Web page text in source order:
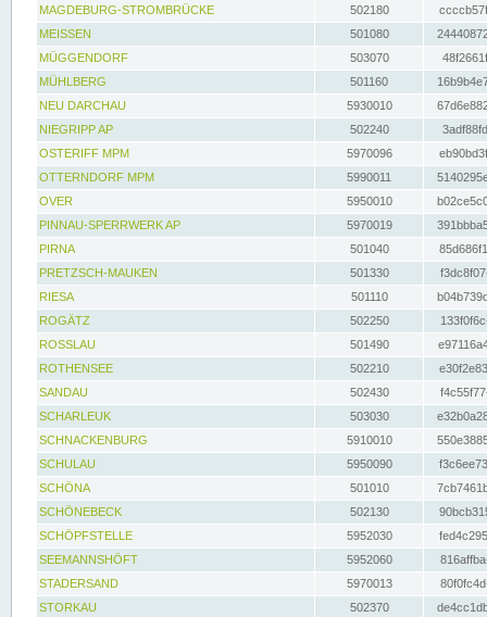
MAGDEBURG-STROMBRÜCKE
502180
MEISSEN
501080
MÜGGENDORF
503070
MÜHLBERG
501160
NEU DARCHAU
5930010
NIEGRIPP AP
502240
OSTERIFF MPM
5970096
OTTERNDORF MPM
5990011
OVER
5950010
PINNAU-SPERRWERK AP
5970019
PIRNA
501040
PRETZSCH-MAUKEN
501330
RIESA
501110
ROGÄTZ
502250
ROSSLAU
501490
ROTHENSEE
502210
SANDAU
502430
SCHARLEUK
503030
SCHNACKENBURG
5910010
SCHULAU
5950090
SCHÖNA
501010
SCHÖNEBECK
502130
SCHÖPFSTELLE
5952030
SEEMANNSHÖFT
5952060
STADERSAND
5970013
STORKAU
502370